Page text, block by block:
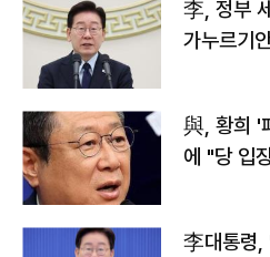
李, 정부
가누르기
與, 황희 '
에 "당 입
李대통령,